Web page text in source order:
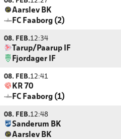
Aarslev BK
FC Faaborg (2)
08. FEB.12:34
Tarup/Paarup IF
Fjordager IF
08. FEB.12:41
KR 70
FC Faaborg (1)
08. FEB.12:48
Sanderum BK
Aarslev BK